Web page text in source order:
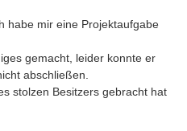
habe mir eine Projektaufgabe
gemacht, leider konnte er
abschließen.
stolzen Besitzers gebracht hat